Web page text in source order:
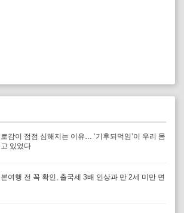
감이 점점 심해지는 이유… ‘기후되먹임’이 우리 몸
있었다
여행 전 꼭 확인, 출국세 3배 인상과 만 2세 미만 면